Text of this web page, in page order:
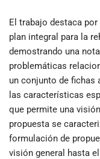
El trabajo destaca
plan integral para la
demostrando una
problemáticas
un conjunto de
las características
que permite una
propuesta se
formulación de
visión general hasta